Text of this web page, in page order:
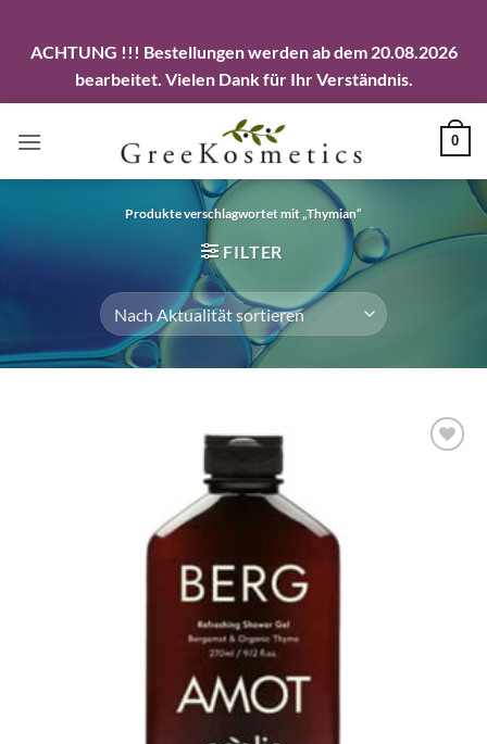
ACHTUNG !!! Bestellungen werden ab dem 20.08.2026
bearbeitet. Vielen Dank für Ihr Verständnis.
Inhalt
0
Produkte verschlagwortet mit „Thymian“
FILTER